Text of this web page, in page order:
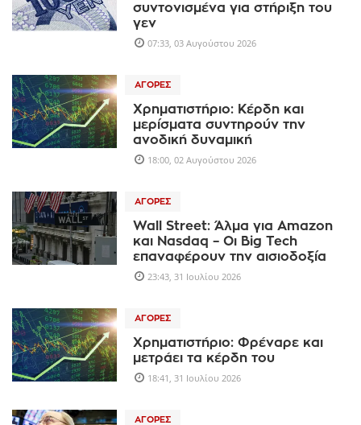
συντονισμένα για στήριξη του
γεν
07:33, 03 Αυγούστου 2026
ΑΓΟΡΈΣ
Χρηματιστήριο: Κέρδη και
μερίσματα συντηρούν την
ανοδική δυναμική
18:00, 02 Αυγούστου 2026
ΑΓΟΡΈΣ
Wall Street: Άλμα για Amazon
και Nasdaq – Οι Big Tech
επαναφέρουν την αισιοδοξία
23:43, 31 Ιουλίου 2026
ΑΓΟΡΈΣ
Χρηματιστήριο: Φρέναρε και
μετράει τα κέρδη του
18:41, 31 Ιουλίου 2026
ΑΓΟΡΈΣ